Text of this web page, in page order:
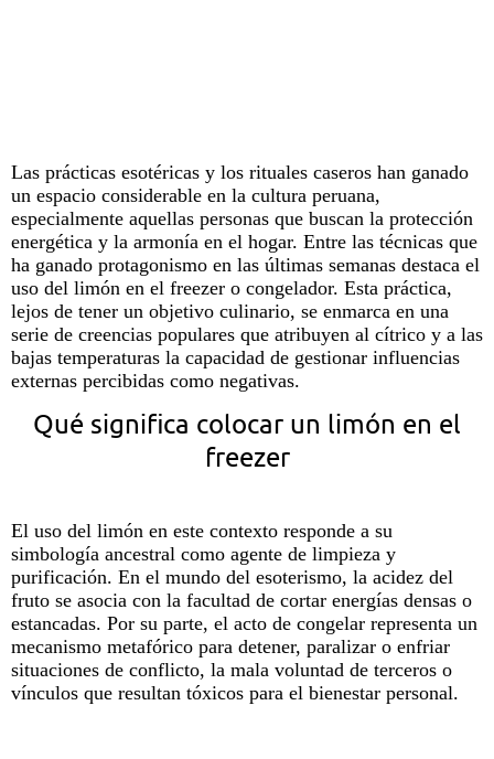
Las prácticas esotéricas y los ritualescaseros han ganado
un espacio considerable en la cultura peruana,
especialmente aquellas personas que buscan la protección
energética y la armonía en el hogar. Entre las técnicas que
ha ganado protagonismo en las últimas semanas destaca el
uso del limónen el freezero congelador. Esta práctica,
lejos de tener un objetivo culinario, se enmarca en una
serie de creencias populares que atribuyen al cítrico y a las
bajas temperaturas la capacidad de gestionar influencias
externas percibidas como negativas.
Qué significa colocar un limón en el
freezer
El uso del limónen este contexto responde a su
simbología ancestral como agente de limpieza y
purificación. En el mundo del esoterismo, la acidez del
fruto se asocia con la facultad de cortar energías densas o
estancadas. Por su parte, el acto de congelar representa un
mecanismo metafórico para detener, paralizar o enfriar
situaciones de conflicto, la mala voluntad de terceros o
vínculos que resultan tóxicos para el bienestar personal.